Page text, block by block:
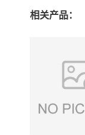
相关产品：